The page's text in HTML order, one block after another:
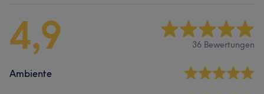
4,9 36 Bewertungen
Ambiente